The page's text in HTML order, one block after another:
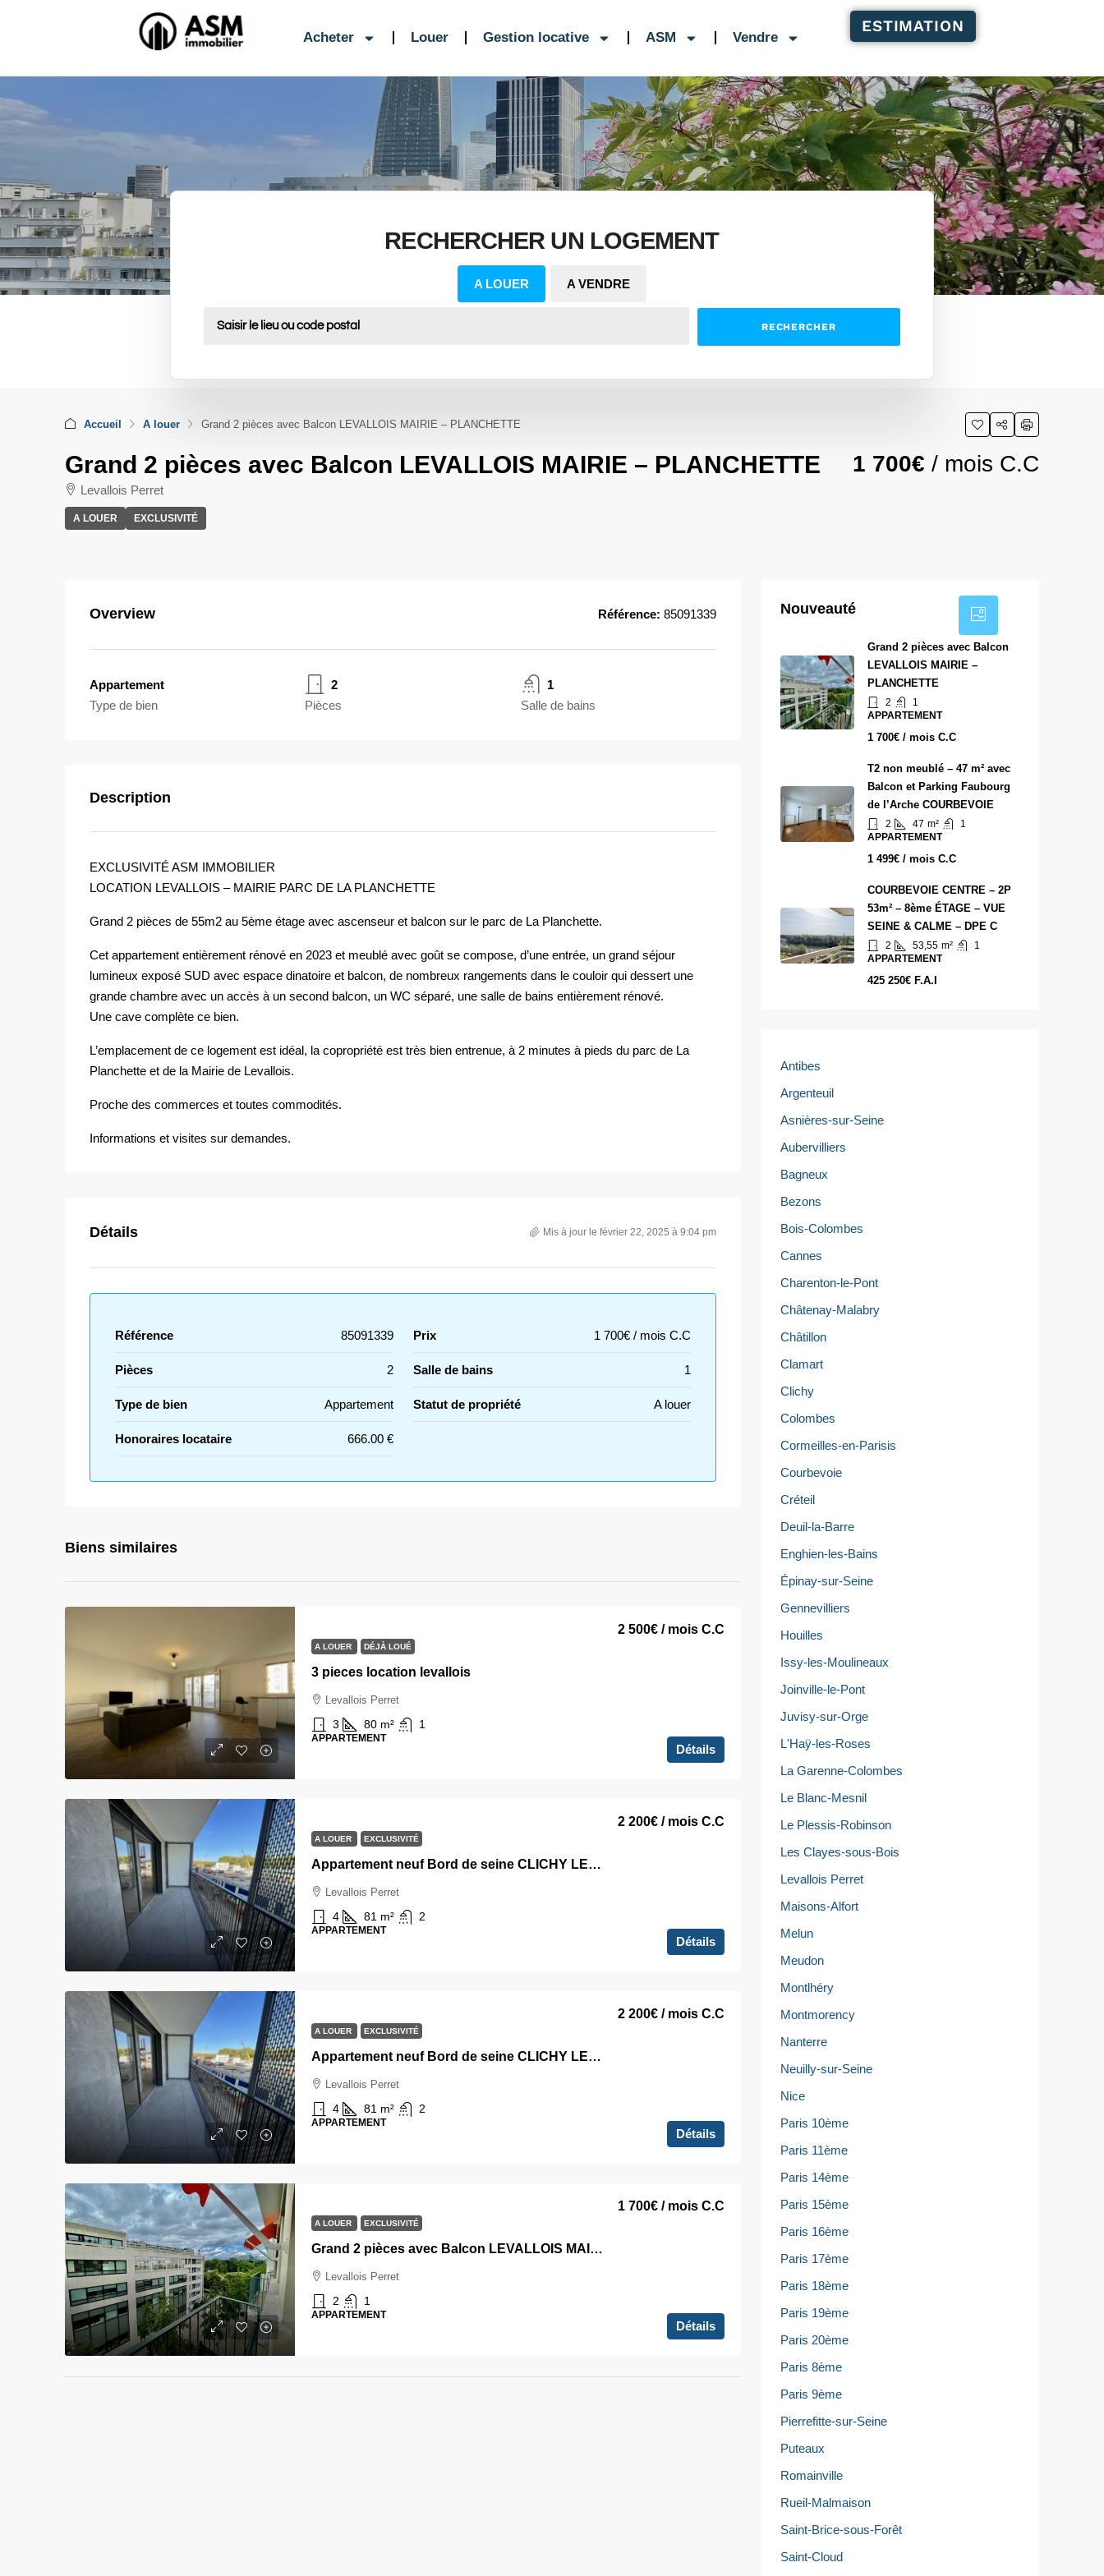
Acheter Louer Gestion locative ASM Vendre
ESTIMATION
RECHERCHER UN LOGEMENT
A LOUER A VENDRE
RECHERCHER
Accueil A louer Grand 2 pièces avec Balcon LEVALLOIS MAIRIE – PLANCHETTE
Grand 2 pièces avec Balcon LEVALLOIS MAIRIE – PLANCHETTE
Levallois Perret
A LOUER EXCLUSIVITÉ
1 700€ / mois C.C
Overview Référence: 85091339
Appartement
Type de bien
2
Pièces
1
Salle de bains
Description
EXCLUSIVITÉ ASM IMMOBILIER
LOCATION LEVALLOIS – MAIRIE PARC DE LA PLANCHETTE
Grand 2 pièces de 55m2 au 5ème étage avec ascenseur et balcon sur le parc de La Planchette.
Cet appartement entièrement rénové en 2023 et meublé avec goût se compose, d’une entrée, un grand séjour
lumineux exposé SUD avec espace dinatoire et balcon, de nombreux rangements dans le couloir qui dessert une
grande chambre avec un accès à un second balcon, un WC séparé, une salle de bains entièrement rénové.
Une cave complète ce bien.
L’emplacement de ce logement est idéal, la copropriété est très bien entrenue, à 2 minutes à pieds du parc de La
Planchette et de la Mairie de Levallois.
Proche des commerces et toutes commodités.
Informations et visites sur demandes.
Détails Mis à jour le février 22, 2025 à 9:04 pm
Référence 85091339 Prix 1 700€ / mois C.C
Pièces 2 Salle de bains 1
Type de bien Appartement Statut de propriété A louer
Honoraires locataire 666.00 €
Biens similaires
A LOUER DÉJÀ LOUÉ
3 pieces location levallois
2 500€ / mois C.C
Levallois Perret
3 80 m² 1
APPARTEMENT
Détails
A LOUER EXCLUSIVITÉ
Appartement neuf Bord de seine CLICHY LEVALLOIS
2 200€ / mois C.C
Levallois Perret
4 81 m² 2
APPARTEMENT
Détails
A LOUER EXCLUSIVITÉ
Appartement neuf Bord de seine CLICHY LEVALLOIS
2 200€ / mois C.C
Levallois Perret
4 81 m² 2
APPARTEMENT
Détails
A LOUER EXCLUSIVITÉ
Grand 2 pièces avec Balcon LEVALLOIS MAIRIE – PLANCHETTE
1 700€ / mois C.C
Levallois Perret
2 1
APPARTEMENT
Détails
Nouveauté
Grand 2 pièces avec Balcon
LEVALLOIS MAIRIE –
PLANCHETTE
2
1
APPARTEMENT
1 700€ / mois C.C
T2 non meublé – 47 m² avec
Balcon et Parking Faubourg
de l’Arche COURBEVOIE
2 47 m²
1
APPARTEMENT
1 499€ / mois C.C
COURBEVOIE CENTRE – 2P
53m² – 8ème ÉTAGE – VUE
SEINE & CALME – DPE C
2 53,55 m²
1
APPARTEMENT
425 250€ F.A.I
Antibes
Argenteuil
Asnières-sur-Seine
Aubervilliers
Bagneux
Bezons
Bois-Colombes
Cannes
Charenton-le-Pont
Châtenay-Malabry
Châtillon
Clamart
Clichy
Colombes
Cormeilles-en-Parisis
Courbevoie
Créteil
Deuil-la-Barre
Enghien-les-Bains
Épinay-sur-Seine
Gennevilliers
Houilles
Issy-les-Moulineaux
Joinville-le-Pont
Juvisy-sur-Orge
L'Haÿ-les-Roses
La Garenne-Colombes
Le Blanc-Mesnil
Le Plessis-Robinson
Les Clayes-sous-Bois
Levallois Perret
Maisons-Alfort
Melun
Meudon
Montlhéry
Montmorency
Nanterre
Neuilly-sur-Seine
Nice
Paris 10ème
Paris 11ème
Paris 14ème
Paris 15ème
Paris 16ème
Paris 17ème
Paris 18ème
Paris 19ème
Paris 20ème
Paris 8ème
Paris 9ème
Pierrefitte-sur-Seine
Puteaux
Romainville
Rueil-Malmaison
Saint-Brice-sous-Forêt
Saint-Cloud